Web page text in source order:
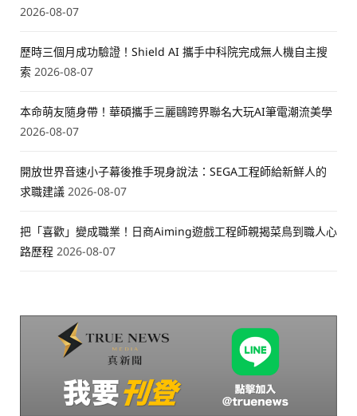
2026-08-07
歷時三個月成功驗證！Shield AI 攜手中科院完成無人機自主搜
索 2026-08-07
本命萌友隨身帶！華碩攜手三麗鷗跨界聯名大玩AI筆電潮流美學
2026-08-07
開放世界音速小子幕後推手現身說法：SEGA工程師給新鮮人的
求職建議 2026-08-07
把「喜歡」變成職業！日商Aiming遊戲工程師親揭菜鳥到職人心
路歷程 2026-08-07